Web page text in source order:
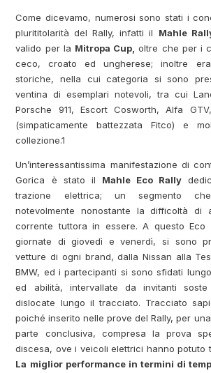
Come dicevamo, numerosi sono stati i
plurititolarità del Rally, infatti il Mahle
valido per la Mitropa Cup, oltre che per i
ceco, croato ed ungherese; inoltre
storiche, nella cui categoria si sono
ventina di esemplari notevoli, tra cui
Porsche 911, Escort Cosworth, Alfa
(simpaticamente battezzata Fitco) e
collezione.1
Un’interessantissima manifestazione di
Gorica è stato il Mahle Eco Rally
trazione elettrica; un segmento
notevolmente nonostante la difficoltà di
corrente tuttora in essere. A questo Eco
giornate di giovedì e venerdì, si sono
vetture di ogni brand, dalla Nissan alla
BMW, ed i partecipanti si sono sfidati
ed abilità, intervallate da invitanti soste
dislocate lungo il tracciato. Tracciato
poiché inserito nelle prove del Rally, per
parte conclusiva, compresa la prova
discesa, ove i veicoli elettrici hanno potuto
La miglior performance in termini di